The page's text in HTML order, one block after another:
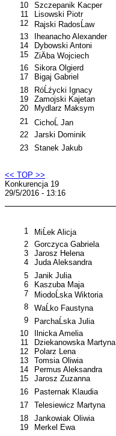
10
Szczepanik Kacper
11
Lisowski Piotr
12
Rajski RadosĹaw
13
Iheanacho Alexander
14
Dybowski Antoni
15
ZiÄba Wojciech
16
Sikora Olgierd
17
Bigaj Gabriel
18
RóĹźycki Ignacy
19
Zamojski Kajetan
20
Mydlarz Maksym
21
CichoĹ Jan
22
Jarski Dominik
23
Stanek Jakub
<< TOP >>
Konkurencja 19
29/5/2016 - 13:16
1 MiĹek Alicja
2
Gorczyca Gabriela
3
Jarosz Helena
4
Juda Aleksandra
5
Janik Julia
6
Kaszuba Maja
7
MiodoĹska Wiktoria
8
WaĹko Faustyna
9
ParchaĹska Julia
10
Ilnicka Amelia
11
Dziekanowska Martyna
12
Polarz Lena
13
Tomsia Oliwia
14
Permus Aleksandra
15
Jarosz Zuzanna
16
Pasternak Klaudia
17
Telesiewicz Martyna
18
Jankowiak Oliwia
19
Merkel Ewa